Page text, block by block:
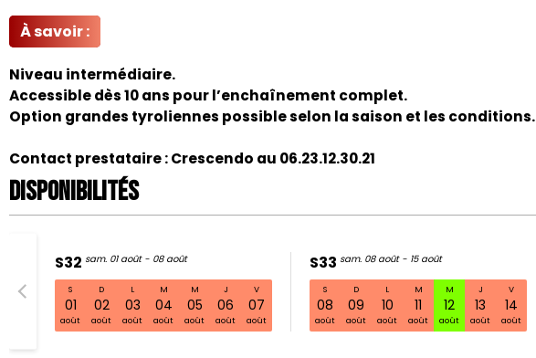
À savoir :
Niveau intermédiaire.
Accessible dès 10 ans pour l’enchaînement complet.
Option grandes tyroliennes possible selon la saison et les conditions.
Contact prestataire : Crescendo au 06.23.12.30.21
Disponibilités
S32 sam. 01 août - 08 août
S
01
août
D
02
août
L
03
août
M
04
août
M
05
août
J
06
août
V
07
août
S33 sam. 08 août - 15 août
S
08
août
D
09
août
L
10
août
M
11
août
M
12
août
J
13
août
V
14
août
S32 sam. 01 août - 08 août